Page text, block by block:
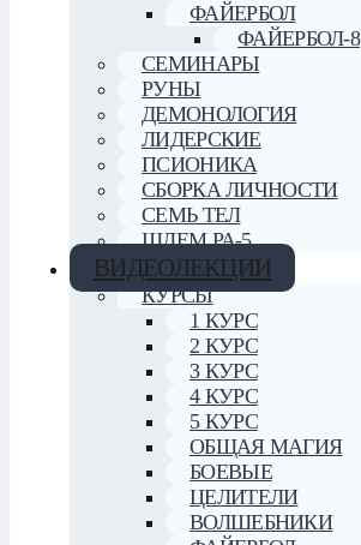
ФАЙЕРБОЛ
ФАЙЕРБОЛ-8
СЕМИНАРЫ
РУНЫ
ДЕМОНОЛОГИЯ
ЛИДЕРСКИЕ
ПСИОНИКА
СБОРКА ЛИЧНОСТИ
СЕМЬ ТЕЛ
ШЛЕМ РА-5
ВИДЕОЛЕКЦИИ
КУРСЫ
1 КУРС
2 КУРС
3 КУРС
4 КУРС
5 КУРС
ОБЩАЯ МАГИЯ
БОЕВЫЕ
ЦЕЛИТЕЛИ
ВОЛШЕБНИКИ